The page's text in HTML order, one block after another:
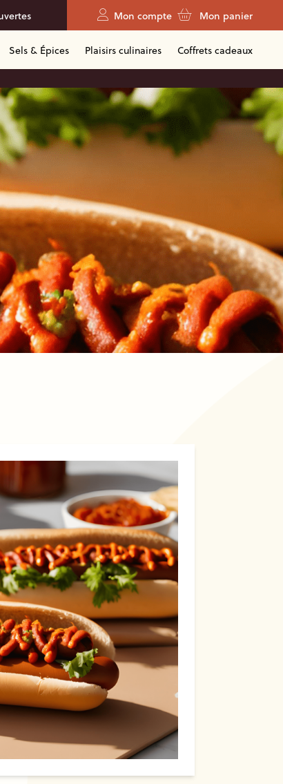
Mon compte Mon panier
Sels & Épices Plaisirs culinaires
Coffrets cadeaux